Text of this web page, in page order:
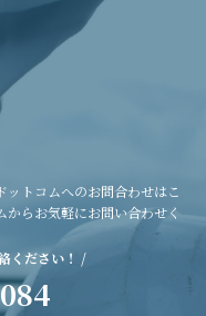
トコムへのお問合わせはこ
らお気軽にお問い合わせく
ください！ /